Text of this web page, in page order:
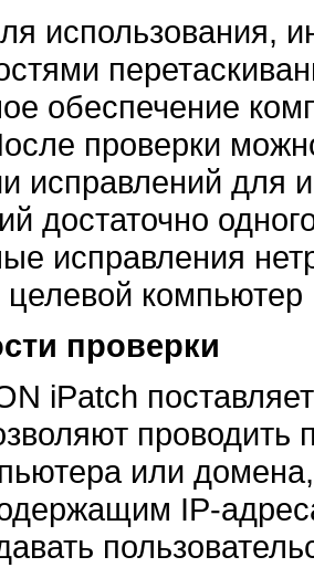
использования,
обеспечение
проверки
исправлений
достаточно
исправления
проверки
iPatch
или
IP-